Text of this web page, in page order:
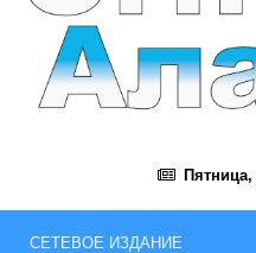
Пятница,
СЕТЕВОЕ ИЗДАНИЕ